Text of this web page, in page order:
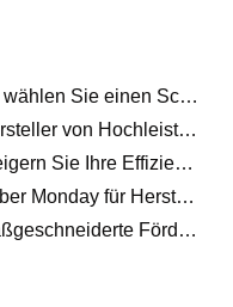
So wählen Sie einen Schwerkraftrollenförderer für Paletten-Durchlaufregalsysteme aus
Hersteller von Hochleistungsförderrollen: Was Industriekäufer wissen sollten
Steigern Sie Ihre Effizienz in dieser Hochsaison mit Teleskopförderern
Cyber ​​Monday für Hersteller: So wählen Sie Förderbänder für Spitzenproduktionsanforderungen aus
Maßgeschneiderte Förderlösungen für Ihre Branche